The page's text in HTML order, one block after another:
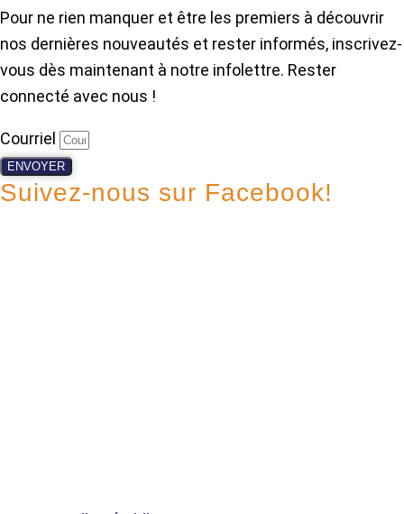
Pour ne rien manquer et être les premiers à découvrir
nos dernières nouveautés et rester informés, inscrivez-
vous dès maintenant à notre infolettre. Rester
connecté avec nous !
Courriel
ENVOYER
Suivez-nous sur Facebook!